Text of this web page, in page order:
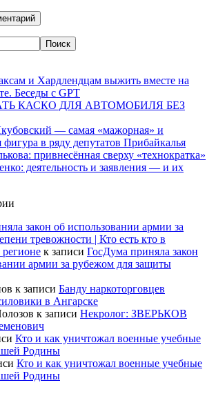
и Хардлендцам выжить вместе на
Беседы с GPT
КАСКО ДЛЯ АВТОМОБИЛЯ БЕЗ
— самая «мажорная» и
фигура в ряду депутатов Прибайкалья
привнесённая сверху «технократка»
деятельность и заявления — и их
закон об использовании армии за
тревожности | Кто есть кто в
к записи ГосДума приняла закон
армии за рубежом для защиты
к записи Банду наркоторговцев
в Ангарске
к записи Некролог: ЗВЕРЬКОВ
Кто и как уничтожал военные учебные
Родины
Кто и как уничтожал военные учебные
Родины